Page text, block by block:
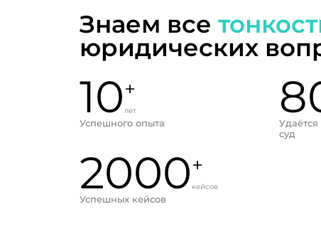
Знаем все
юридических
10+
лет
Успешного опыта
суд
2000+
кейсов
Успешных кейсов